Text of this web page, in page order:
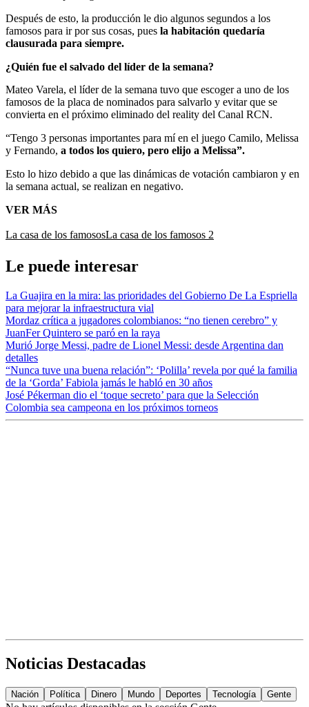
Después de esto, la producción le dio algunos segundos a los
famosos para ir por sus cosas, pues la habitación quedaría
clausurada para siempre.
¿Quién fue el salvado del líder de la semana?
Mateo Varela, el líder de la semana tuvo que escoger a uno de los
famosos de la placa de nominados para salvarlo y evitar que se
convierta en el próximo eliminado del reality del Canal RCN.
“Tengo 3 personas importantes para mí en el juego Camilo, Melissa
y Fernando, a todos los quiero, pero elijo a Melissa”.
Esto lo hizo debido a que las dinámicas de votación cambiaron y en
la semana actual, se realizan en negativo.
VER MÁS
La casa de los famososLa casa de los famosos 2
Le puede interesar
La Guajira en la mira: las prioridades del Gobierno De La Espriella
para mejorar la infraestructura vial
Mordaz crítica a jugadores colombianos: “no tienen cerebro” y
JuanFer Quintero se paró en la raya
Murió Jorge Messi, padre de Lionel Messi: desde Argentina dan
detalles
“Nunca tuve una buena relación”: ‘Polilla’ revela por qué la familia
de la ‘Gorda’ Fabiola jamás le habló en 30 años
José Pékerman dio el ‘toque secreto’ para que la Selección
Colombia sea campeona en los próximos torneos
Noticias Destacadas
Nación Política Dinero Mundo Deportes Tecnología Gente